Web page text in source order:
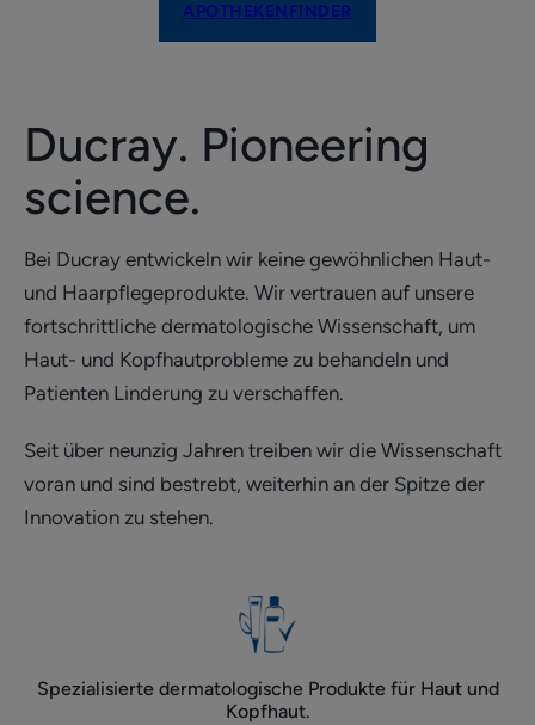
APOTHEKENFINDER
Ducray. Pioneering
science.
Bei Ducray entwickeln wir keine gewöhnlichen Haut-
und Haarpflegeprodukte. Wir vertrauen auf unsere
fortschrittliche dermatologische Wissenschaft, um
Haut- und Kopfhautprobleme zu behandeln und
Patienten Linderung zu verschaffen.
Seit über neunzig Jahren treiben wir die Wissenschaft
voran und sind bestrebt, weiterhin an der Spitze der
Innovation zu stehen.
Spezialisierte dermatologische Produkte für Haut und
Kopfhaut.